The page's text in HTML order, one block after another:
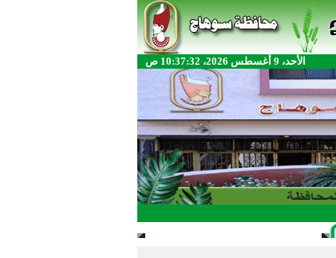
الأحد، 9 أغسطس 2026، 10:37:32 ص